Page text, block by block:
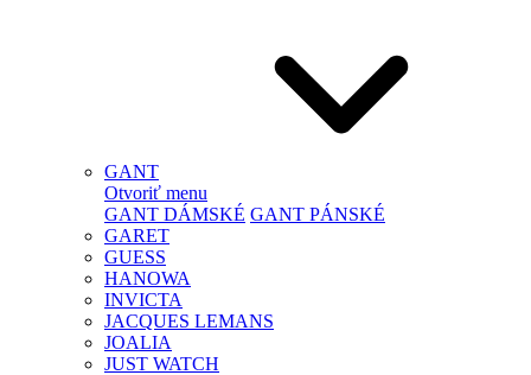
GANT
Otvoriť menu
GANT DÁMSKÉ GANT PÁNSKÉ
GARET
GUESS
HANOWA
INVICTA
JACQUES LEMANS
JOALIA
JUST WATCH